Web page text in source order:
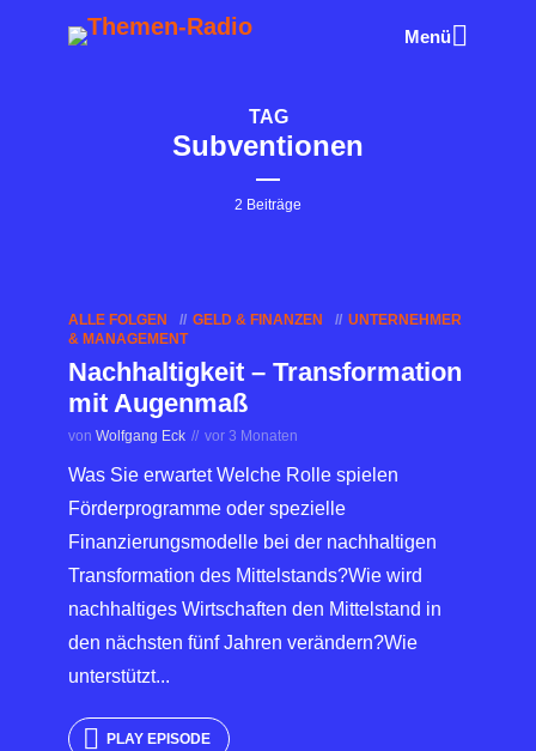
Menü
TAG
Subventionen
2 Beiträge
ALLE FOLGEN GELD & FINANZEN
UNTERNEHMER
& MANAGEMENT
Nachhaltigkeit – Transformation
mit Augenmaß
von Wolfgang Eck vor 3 Monaten
Was Sie erwartet Welche Rolle spielen
Förderprogramme oder spezielle
Finanzierungsmodelle bei der nachhaltigen
Transformation des Mittelstands?Wie wird
nachhaltiges Wirtschaften den Mittelstand in
den nächsten fünf Jahren verändern?Wie
unterstützt...
PLAY EPISODE